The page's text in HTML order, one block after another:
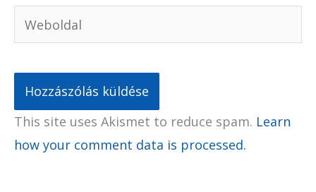
Weboldal
This site uses Akismet to reduce spam. Learn
how your comment data is processed.